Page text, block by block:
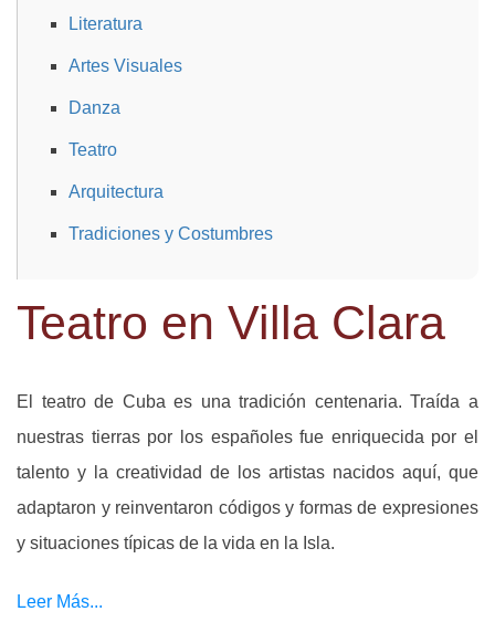
Literatura
Artes Visuales
Danza
Teatro
Arquitectura
Tradiciones y Costumbres
Teatro en Villa Clara
El teatro de Cuba es una tradición centenaria. Traída a
nuestras tierras por los españoles fue enriquecida por el
talento y la creatividad de los artistas nacidos aquí, que
adaptaron y reinventaron códigos y formas de expresiones
y situaciones típicas de la vida en la Isla.
Leer Más...